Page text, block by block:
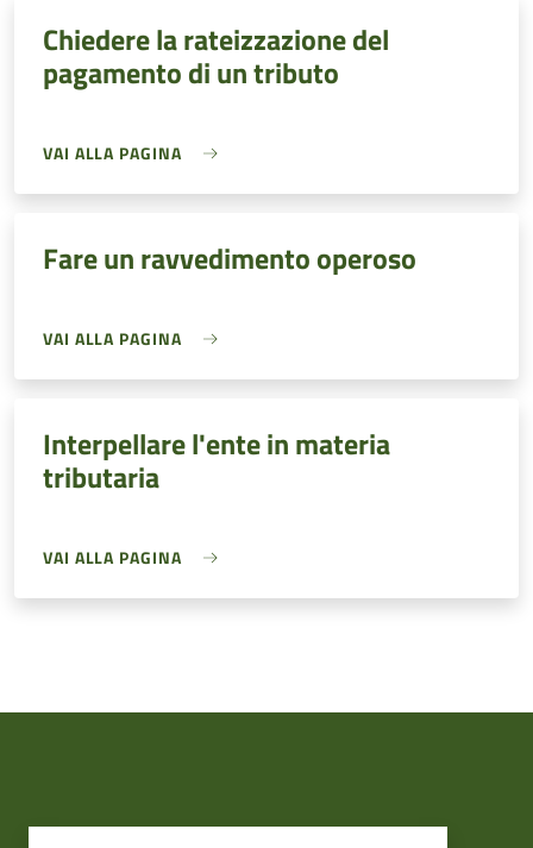
Chiedere la rateizzazione del
pagamento di un tributo
VAI ALLA PAGINA
Fare un ravvedimento operoso
VAI ALLA PAGINA
Interpellare l'ente in materia
tributaria
VAI ALLA PAGINA